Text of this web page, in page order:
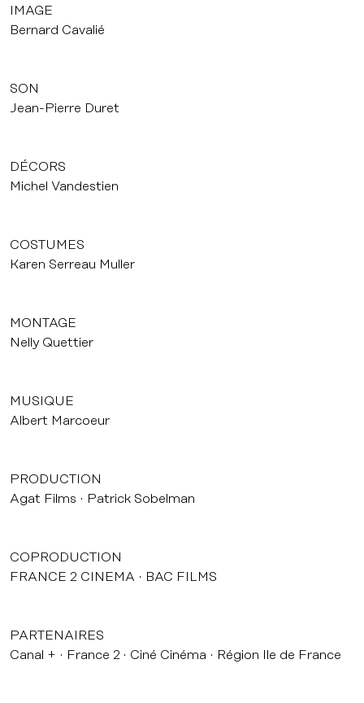
IMAGE
Bernard Cavalié
SON
Jean-Pierre Duret
DÉCORS
Michel Vandestien
COSTUMES
Karen Serreau Muller
MONTAGE
Nelly Quettier
MUSIQUE
Albert Marcoeur
PRODUCTION
Agat Films
Patrick Sobelman
COPRODUCTION
FRANCE 2 CINEMA
BAC FILMS
PARTENAIRES
Canal +
France 2 Ciné Cinéma Région Ile de France